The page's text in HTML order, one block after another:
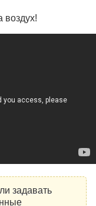
воздух!
задавать